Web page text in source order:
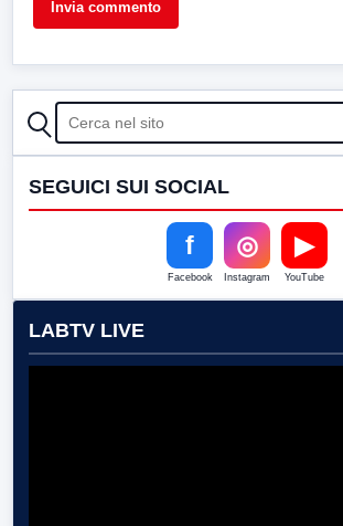
CERCA
SEGUICI SUI SOCIAL
f
Facebook
◎
Instagram
▶
YouTube
LABTV LIVE